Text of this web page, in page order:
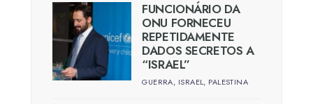
FUNCIONÁRIO DA
ONU FORNECEU
REPETIDAMENTE
DADOS SECRETOS A
“ISRAEL”
GUERRA, ISRAEL, PALESTINA